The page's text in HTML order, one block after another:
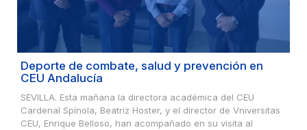
Deporte de combate, salud y prevención en
CEU Andalucía
SEVILLA. Esta mañana la directora académica del CEU
Cardenal Spínola, Beatriz Hoster, y el director de Vniversitas
CEU, Enrique Belloso, han acompañado en su visita al